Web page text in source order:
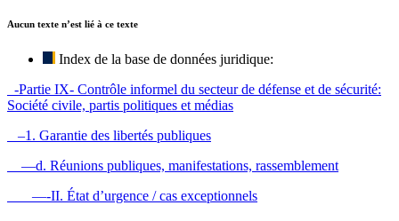
Aucun texte n’est lié à ce texte
Index de la base de données juridique:
-Partie IX- Contrôle informel du secteur de défense et de sécurité:
Société civile, partis politiques et médias
–1. Garantie des libertés publiques
—d. Réunions publiques, manifestations, rassemblement
—-II. État d’urgence / cas exceptionnels